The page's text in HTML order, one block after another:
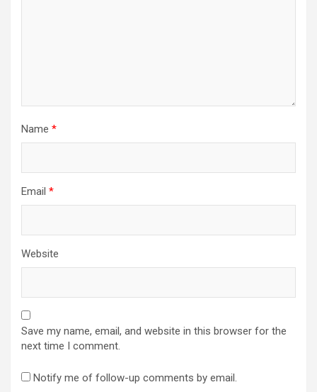
Name *
Email *
Website
Save my name, email, and website in this browser for the
next time I comment.
Notify me of follow-up comments by email.